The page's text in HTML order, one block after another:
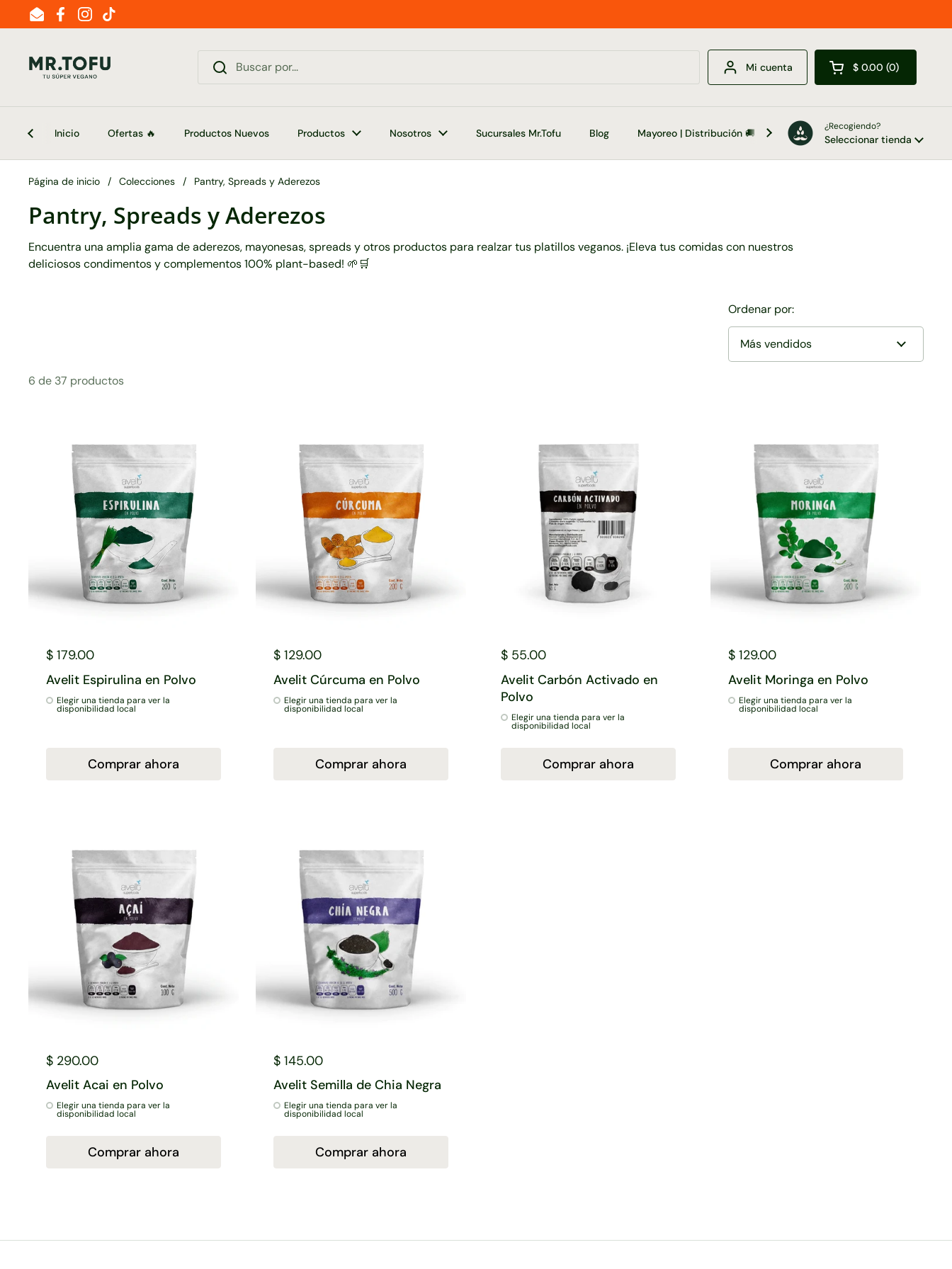
Ir al contenido
EmailFacebook
Instagram
TikTok
Mi cuenta Abrir carrito
$ 0.00 0
Inicio Ofertas 🔥 Productos Nuevos Productos Nosotros Sucursales Mr.Tofu Blog Mayoreo | Distribución 🚚 Contacto 📞
¿Recogiendo?
Seleccionar tienda
Página de inicio / Colecciones / Pantry, Spreads y Aderezos
Pantry, Spreads y Aderezos
Encuentra una amplia gama de aderezos, mayonesas, spreads y otros productos para realzar tus platillos veganos. ¡Eleva tus comidas con nuestros
deliciosos condimentos y complementos 100% plant-based! 🌱🛒
Ordenar por:
6 de 37 productos
$ 179.00
Avelit Espirulina en Polvo
Elegir una tienda para ver la
disponibilidad local
Comprar ahora
$ 129.00
Avelit Cúrcuma en Polvo
Elegir una tienda para ver la
disponibilidad local
Comprar ahora
$ 55.00
Avelit Carbón Activado en
Polvo
Elegir una tienda para ver la
disponibilidad local
Comprar ahora
$ 129.00
Avelit Moringa en Polvo
Elegir una tienda para ver la
disponibilidad local
Comprar ahora
$ 290.00
Avelit Acai en Polvo
Elegir una tienda para ver la
disponibilidad local
Comprar ahora
$ 145.00
Avelit Semilla de Chia Negra
Elegir una tienda para ver la
disponibilidad local
Comprar ahora